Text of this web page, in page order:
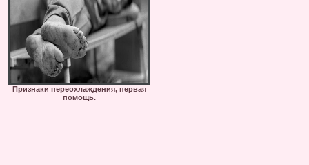
Признаки переохлаждения, первая
помощь.